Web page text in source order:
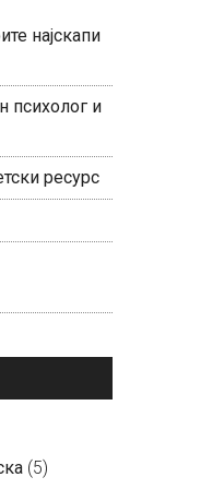
најскапи
психолог и
ресурс
(5)